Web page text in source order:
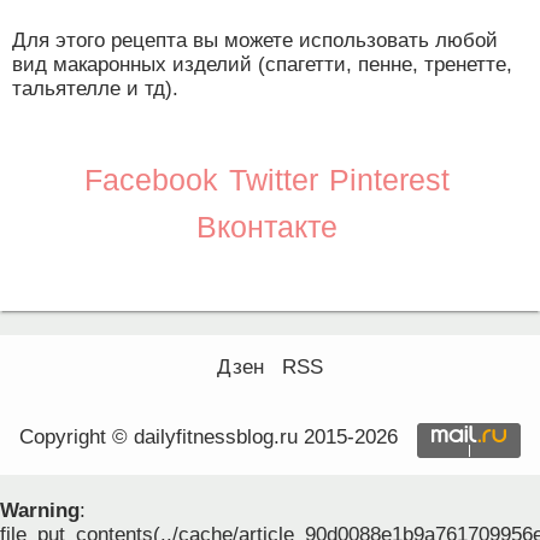
Для этого рецепта вы можете использовать любой
вид макаронных изделий (спагетти, пенне, тренетте,
тальятелле и тд).
Facebook Twitter Pinterest
Вконтакте
Дзен RSS
Copyright © dailyfitnessblog.ru 2015-2026
Warning:
file_put_contents(../cache/